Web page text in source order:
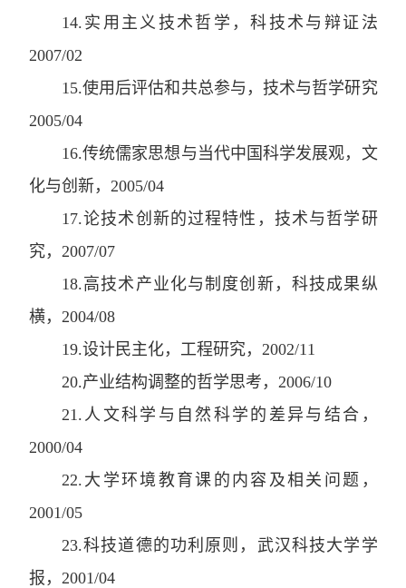
14. 实用主义技术哲学 ，科技术与辩证法
2007/02
15.使用后评估和共总参与 ， 技术与哲学研究
2005/04
16.传统儒家思想与当代中国科学发展观， 文
化与创新， 2005/04
17.论技术创新的过程特性 ， 技术与哲学研
究， 2007/07
18.高技术产业化与制度创新 ， 科技成果纵
横， 2004/08
19.设计民主化， 工程研究， 2002/11
20.产业结构调整的哲学思考 ， 2006/10
21 . 人文科学与自然科学的差异与结合 ，
2000/04
22. 大学环境教育课的内容及相关问题 ，
2001/05
23.科技道德的功利原则 ， 武汉科技大学学
报 ， 2001/04